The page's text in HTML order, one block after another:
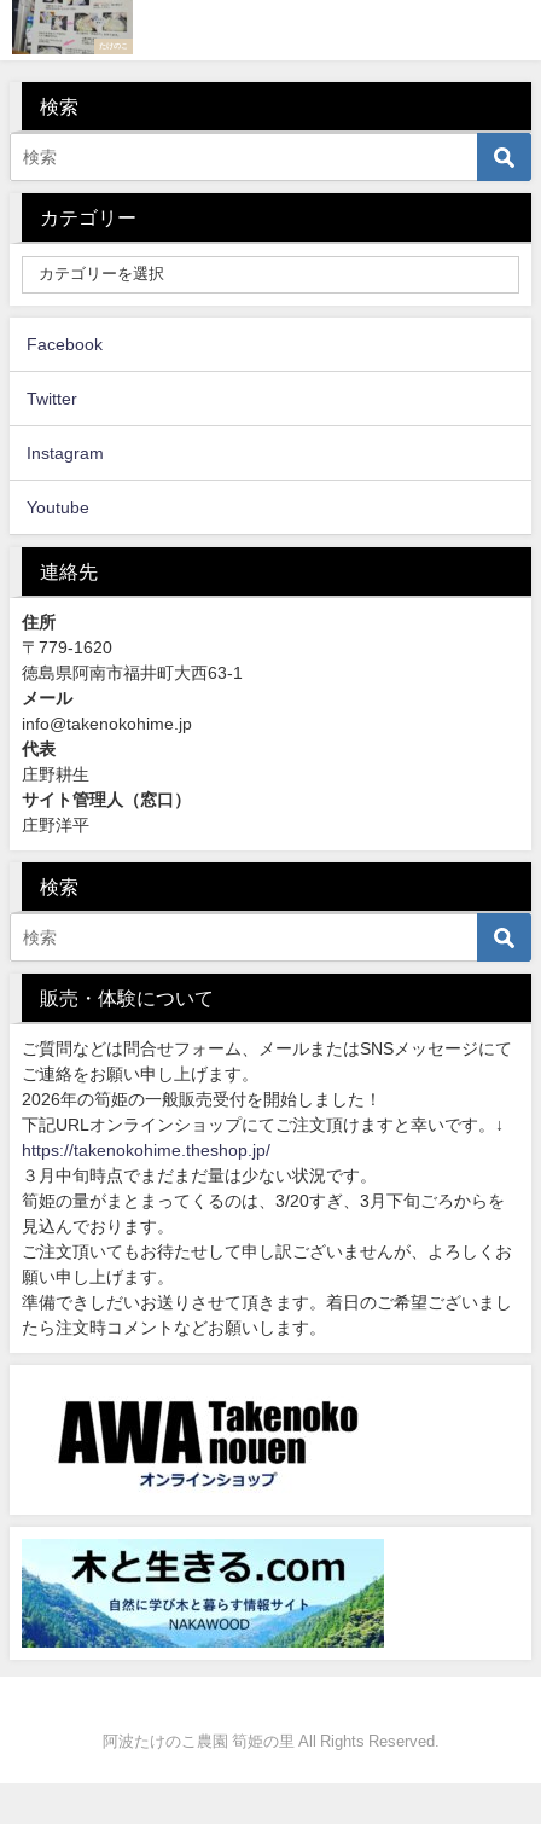
たけのこ
検索
カテゴリー
Facebook
Twitter
Instagram
Youtube
連絡先
住所
〒779-1620
徳島県阿南市福井町大西63-1
メール
info@takenokohime.jp
代表
庄野耕生
サイト管理人（窓口）
庄野洋平
検索
販売・体験について
ご質問などは問合せフォーム、メールまたはSNSメッセージにて
ご連絡をお願い申し上げます。
2026年の筍姫の一般販売受付を開始しました！
下記URLオンラインショップにてご注文頂けますと幸いです。↓
https://takenokohime.theshop.jp/
３月中旬時点でまだまだ量は少ない状況です。
筍姫の量がまとまってくるのは、3/20すぎ、3月下旬ごろからを
見込んでおります。
ご注文頂いてもお待たせして申し訳ございませんが、よろしくお
願い申し上げます。
準備できしだいお送りさせて頂きます。着日のご希望ございまし
たら注文時コメントなどお願いします。
阿波たけのこ農園 筍姫の里 All Rights Reserved.